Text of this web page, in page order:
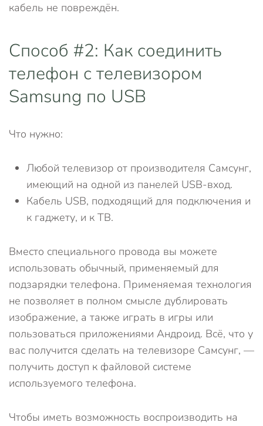
кабель не повреждён.
Способ #2: Как соединить
телефон с телевизором
Samsung по USB
Что нужно:
Любой телевизор от производителя Самсунг,
имеющий на одной из панелей USB-вход.
Кабель USB, подходящий для подключения и
к гаджету, и к ТВ.
Вместо специального провода вы можете
использовать обычный, применяемый для
подзарядки телефона. Применяемая технология
не позволяет в полном смысле дублировать
изображение, а также играть в игры или
пользоваться приложениями Андроид. Всё, что у
вас получится сделать на телевизоре Самсунг, —
получить доступ к файловой системе
используемого телефона.
Чтобы иметь возможность воспроизводить на